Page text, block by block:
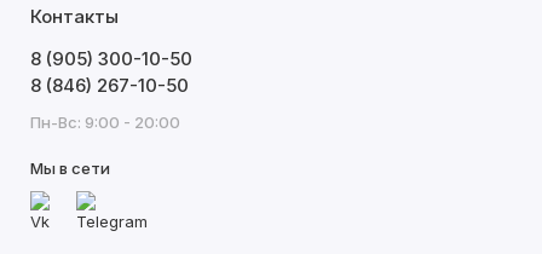
Контакты
8 (905) 300-10-50
8 (846) 267-10-50
Пн-Вс: 9:00 - 20:00
Мы в сети